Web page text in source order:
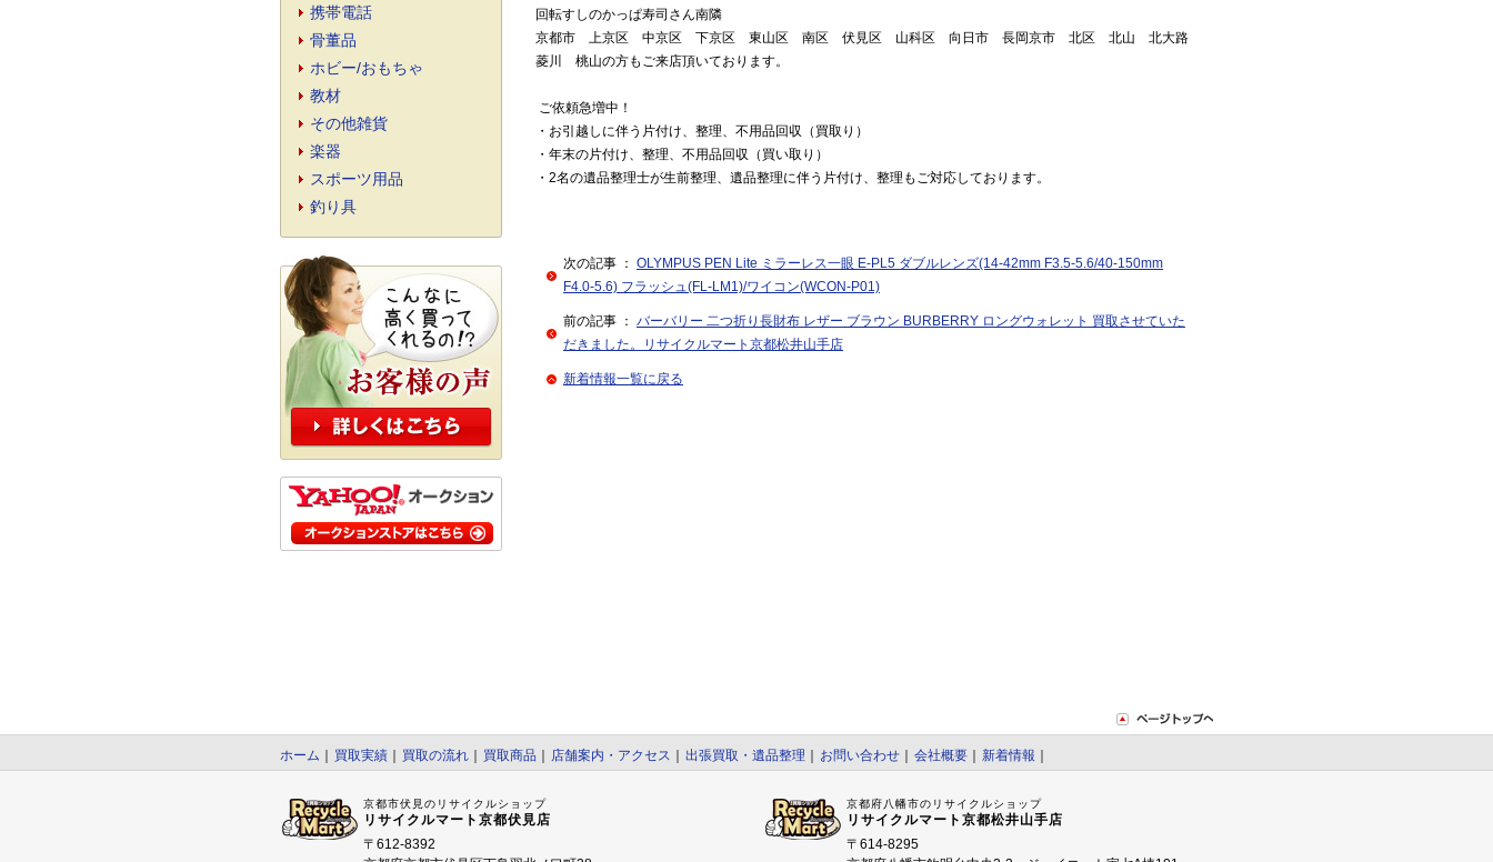
回転すしのかっぱ寿司さん南隣
京都市 上京区 中京区 下京区 東山区 南区 伏見区 山科区 向日市 長岡京市 北区 北山 北大路
菱川 桃山の方もご来店頂いております。
ご依頼急増中！
・お引越しに伴う片付け、整理、不用品回収（買取り）
・年末の片付け、整理、不用品回収（買い取り）
・2名の遺品整理士が生前整理、遺品整理に伴う片付け、整理もご対応しております。
次の記事 ： OLYMPUS PEN Lite ミラーレス一眼 E-PL5 ダブルレンズ(14-42mm F3.5-5.6/40-150mm
F4.0-5.6) フラッシュ(FL-LM1)/ワイコン(WCON-P01)
前の記事 ： バーバリー 二つ折り長財布 レザー ブラウン BURBERRY ロングウォレット 買取させていた
だきました。リサイクルマート京都松井山手店
新着情報一覧に戻る
携帯電話
骨董品
ホビー/おもちゃ
教材
その他雑貨
楽器
スポーツ用品
釣り具
ホーム 買取実績 買取の流れ 買取商品 店舗案内・アクセス 出張買取・遺品整理 お問い合わせ 会社概要 新着情報
京都市伏見のリサイクルショップ
リサイクルマート京都伏見店
〒612-8392
京都府八幡市のリサイクルショップ
リサイクルマート京都松井山手店
〒614-8295